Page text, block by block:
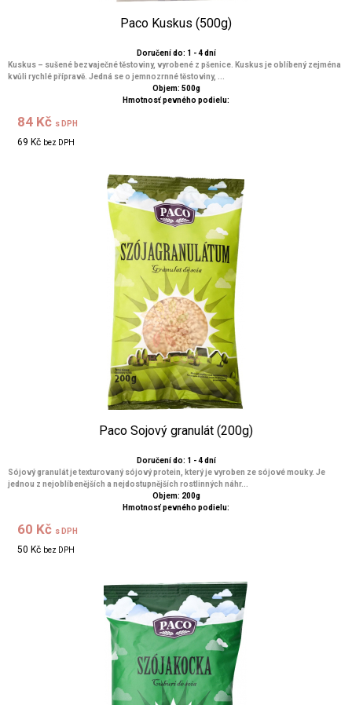
Paco Kuskus (500g)
Doručení do: 1 - 4 dní
Kuskus – sušené bezvaječné těstoviny, vyrobené z pšenice. Kuskus je oblíbený zejména
kvůli rychlé přípravě. Jedná se o jemnozrnné těstoviny, ...
Objem: 500g
Hmotnosť pevného podielu:
84 Kč s DPH
69 Kč bez DPH
Paco Sojový granulát (200g)
Doručení do: 1 - 4 dní
Sójový granulát je texturovaný sójový protein, který je vyroben ze sójové mouky. Je
jednou z nejoblíbenějších a nejdostupnějších rostlinných náhr...
Objem: 200g
Hmotnosť pevného podielu:
60 Kč s DPH
50 Kč bez DPH